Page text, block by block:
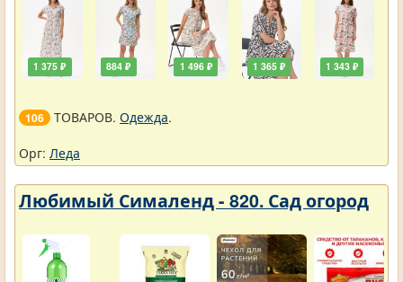
1 375 ₽ 884 ₽ 1 496 ₽ 1 365 ₽ 1 343 ₽
106 ТОВАРОВ. Одежда.
Орг: Леда
Любимый Сималенд - 820. Сад огород